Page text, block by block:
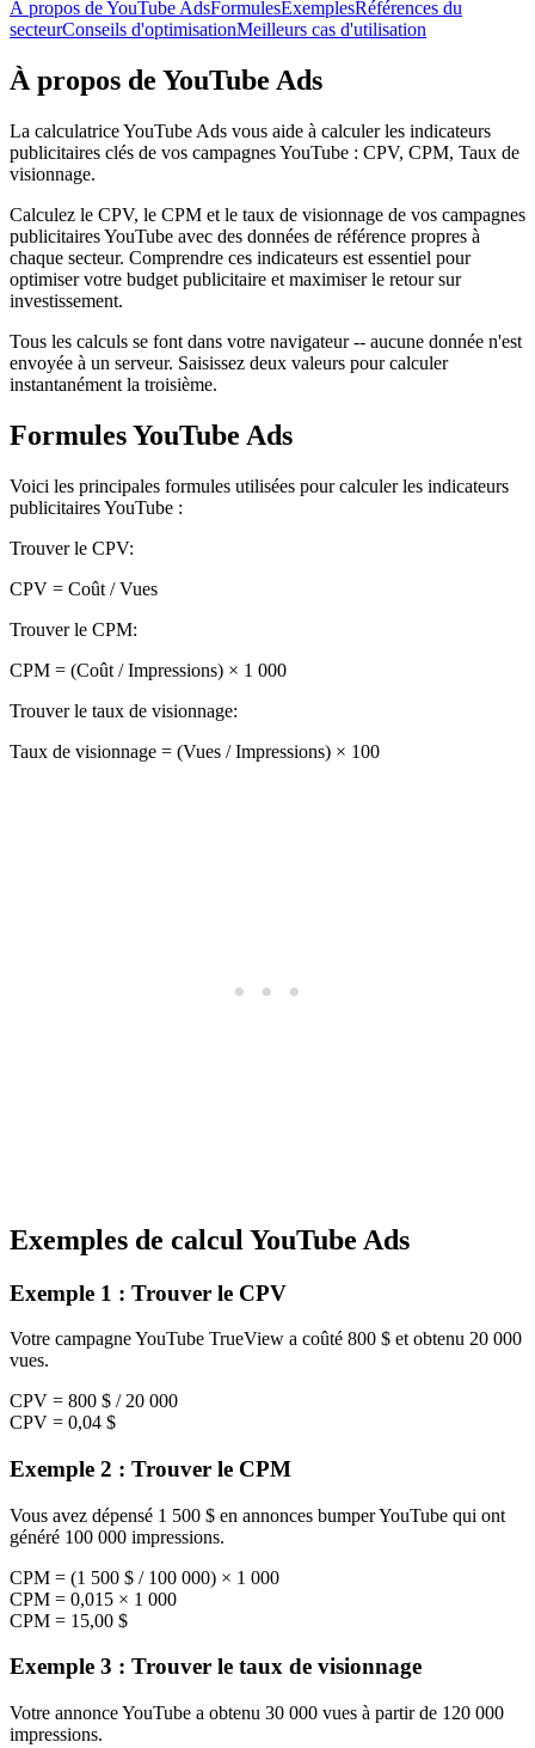
À propos de YouTube AdsFormulesExemplesRéférences du
secteurConseils d'optimisationMeilleurs cas d'utilisation
À propos de YouTube Ads
La calculatrice YouTube Ads vous aide à calculer les indicateurs
publicitaires clés de vos campagnes YouTube : CPV, CPM, Taux de
visionnage.
Calculez le CPV, le CPM et le taux de visionnage de vos campagnes
publicitaires YouTube avec des données de référence propres à
chaque secteur. Comprendre ces indicateurs est essentiel pour
optimiser votre budget publicitaire et maximiser le retour sur
investissement.
Tous les calculs se font dans votre navigateur -- aucune donnée n'est
envoyée à un serveur. Saisissez deux valeurs pour calculer
instantanément la troisième.
Formules YouTube Ads
Voici les principales formules utilisées pour calculer les indicateurs
publicitaires YouTube :
Trouver le CPV:
CPV = Coût / Vues
Trouver le CPM:
CPM = (Coût / Impressions) × 1 000
Trouver le taux de visionnage:
Taux de visionnage = (Vues / Impressions) × 100
Exemples de calcul YouTube Ads
Exemple 1 : Trouver le CPV
Votre campagne YouTube TrueView a coûté 800 $ et obtenu 20 000
vues.
CPV = 800 $ / 20 000
CPV = 0,04 $
Exemple 2 : Trouver le CPM
Vous avez dépensé 1 500 $ en annonces bumper YouTube qui ont
généré 100 000 impressions.
CPM = (1 500 $ / 100 000) × 1 000
CPM = 0,015 × 1 000
CPM = 15,00 $
Exemple 3 : Trouver le taux de visionnage
Votre annonce YouTube a obtenu 30 000 vues à partir de 120 000
impressions.